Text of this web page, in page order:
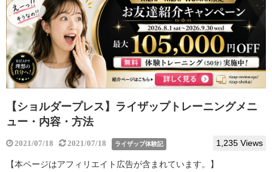
【ショルダープレス】ライザップトレーニングメニ
ュー・内容・方法
2021/07/18 2021/07/18 ライザップ体験記 1,235 Views
【本ページはアフィリエイト広告が含まれています。】